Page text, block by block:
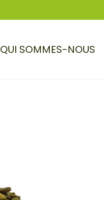
QUI SOMMES-NOUS